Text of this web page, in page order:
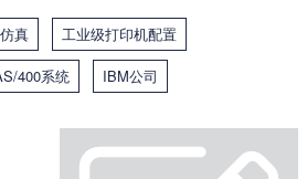
真
工业级打印机配置
400系统 IBM公司